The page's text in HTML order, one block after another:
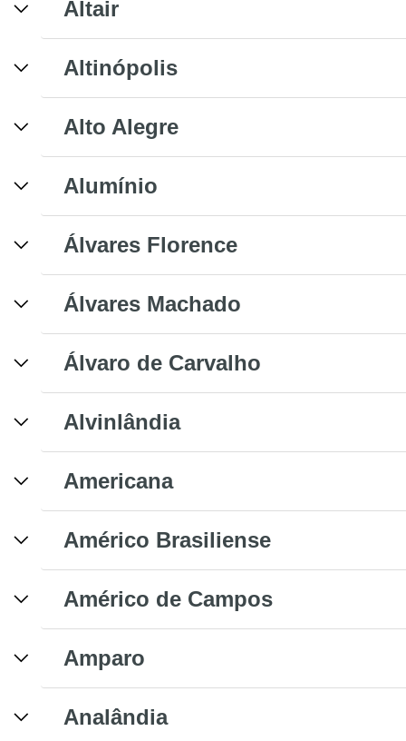
Altair
Altinópolis
Alto Alegre
Alumínio
Álvares Florence
Álvares Machado
Álvaro de Carvalho
Alvinlândia
Americana
Américo Brasiliense
Américo de Campos
Amparo
Analândia